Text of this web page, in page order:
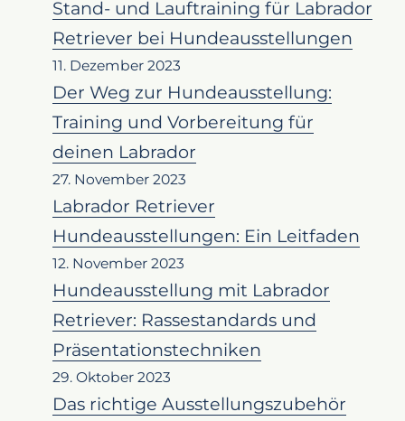
Stand- und Lauftraining für Labrador
Retriever bei Hundeausstellungen
11. Dezember 2023
Der Weg zur Hundeausstellung:
Training und Vorbereitung für
deinen Labrador
27. November 2023
Labrador Retriever
Hundeausstellungen: Ein Leitfaden
12. November 2023
Hundeausstellung mit Labrador
Retriever: Rassestandards und
Präsentationstechniken
29. Oktober 2023
Das richtige Ausstellungszubehör